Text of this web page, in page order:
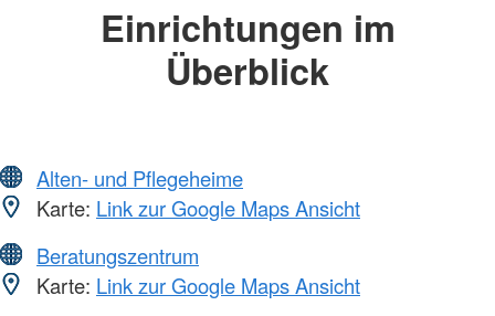
Einrichtungen im
Überblick
Alten- und Pflegeheime
Karte: Link zur Google Maps Ansicht
Beratungszentrum
Karte: Link zur Google Maps Ansicht